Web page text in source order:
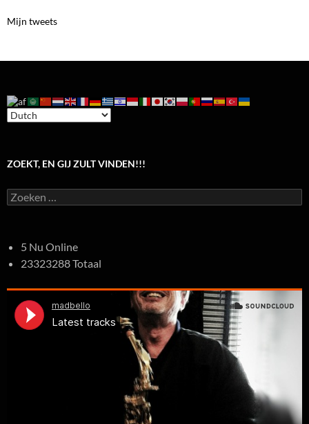
Mijn tweets
ZOEKT, EN GIJ ZULT VINDEN!!!
Zoeken
naar:
5 Nu Online
23323288 Totaal